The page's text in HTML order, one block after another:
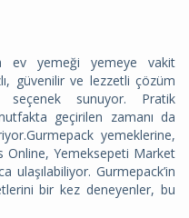
ev yemeği yemeye vakit
güvenilir ve lezzetli çözüm
sunuyor. Pratik
geçirilen zamanı da
yemeklerine,
Online, Yemeksepeti Market
Gurmepack’in
bir kez deneyenler, bu